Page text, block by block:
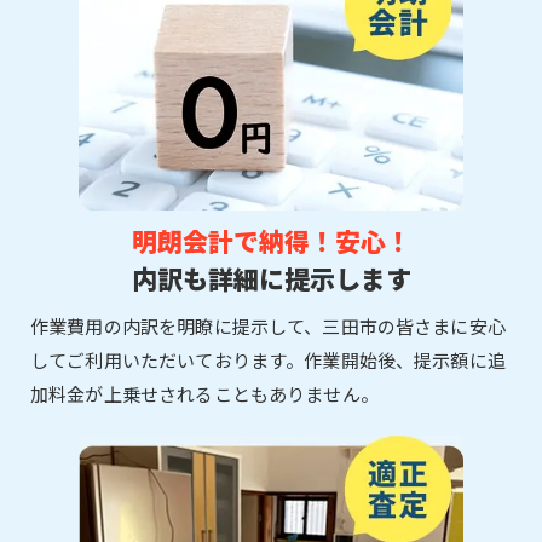
明朗会計で納得！安心！
内訳も詳細に提示します
作業費用の内訳を明瞭に提示して、三田市の皆さまに安心
してご利用いただいております。作業開始後、提示額に追
加料金が上乗せされることもありません。